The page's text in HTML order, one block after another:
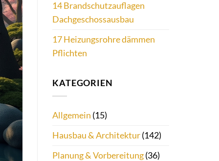
14 Brandschutzauflagen
Dachgeschossausbau
17 Heizungsrohre dämmen
Pflichten
KATEGORIEN
Allgemein (15)
Hausbau & Architektur(142)
Planung & Vorbereitung(36)